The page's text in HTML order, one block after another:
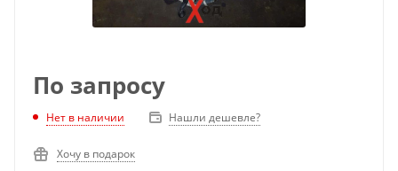
По запросу
Нет в наличии Нашли дешевле?
Хочу в подарок